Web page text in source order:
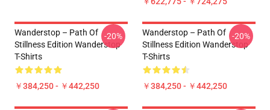
Wanderstop – Path Of
Stillness Edition Wanderstop
T-Shirts
￥384,250 - ￥442,250
-20%
Wanderstop – Path Of
Stillness Edition Wanderstop
T-Shirts
￥384,250 - ￥442,250
-20%